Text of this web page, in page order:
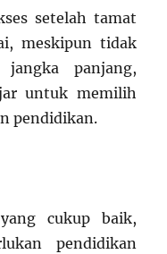
setelah tamat
meskipun tidak
panjang,
untuk memilih
pendidikan.
cukup baik,
pendidikan